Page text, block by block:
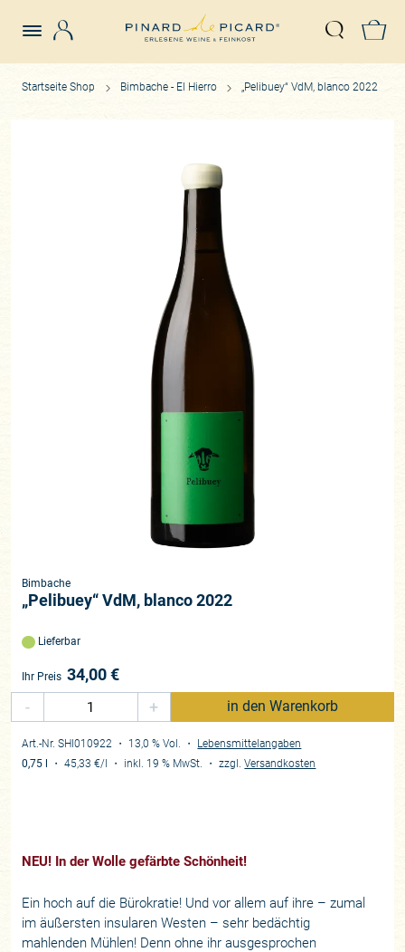
Suche
Startseite Shop Bimbache - El Hierro „Pelibuey“ VdM, blanco 2022
Bimbache
„Pelibuey“ VdM, blanco 2022
Lieferbar
Ihr Preis 34,00€
-
+ in den Warenkorb
Art.-Nr. SHI010922 ・ 13,0 % Vol. ・ Lebensmittelangaben
0,75 l
・45,33 €/l ・ inkl. 19 % MwSt. ・zzgl.Versandkosten
NEU! In der Wolle gefärbte Schönheit!
Ein hoch auf die Bürokratie! Und vor allem auf ihre – zumal
im äußersten insularen Westen – sehr bedächtig
mahlenden Mühlen! Denn ohne ihr ausgesprochen